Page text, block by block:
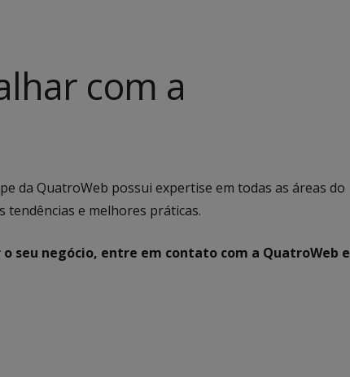
com a
da QuatroWeb possui expertise em todas as áreas do
tendências e melhores práticas.
o seu negócio, entre em contato com a QuatroWeb e